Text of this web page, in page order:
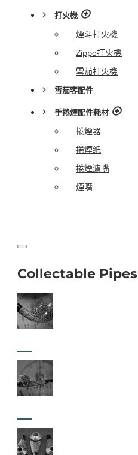
打火機
煙斗打火機
Zippo打火機
雪茄打火機
雪茄客配件
手捲煙配件耗材
捲煙器
捲煙紙
捲煙濾嘴
煙嘴
Collectable Pipes